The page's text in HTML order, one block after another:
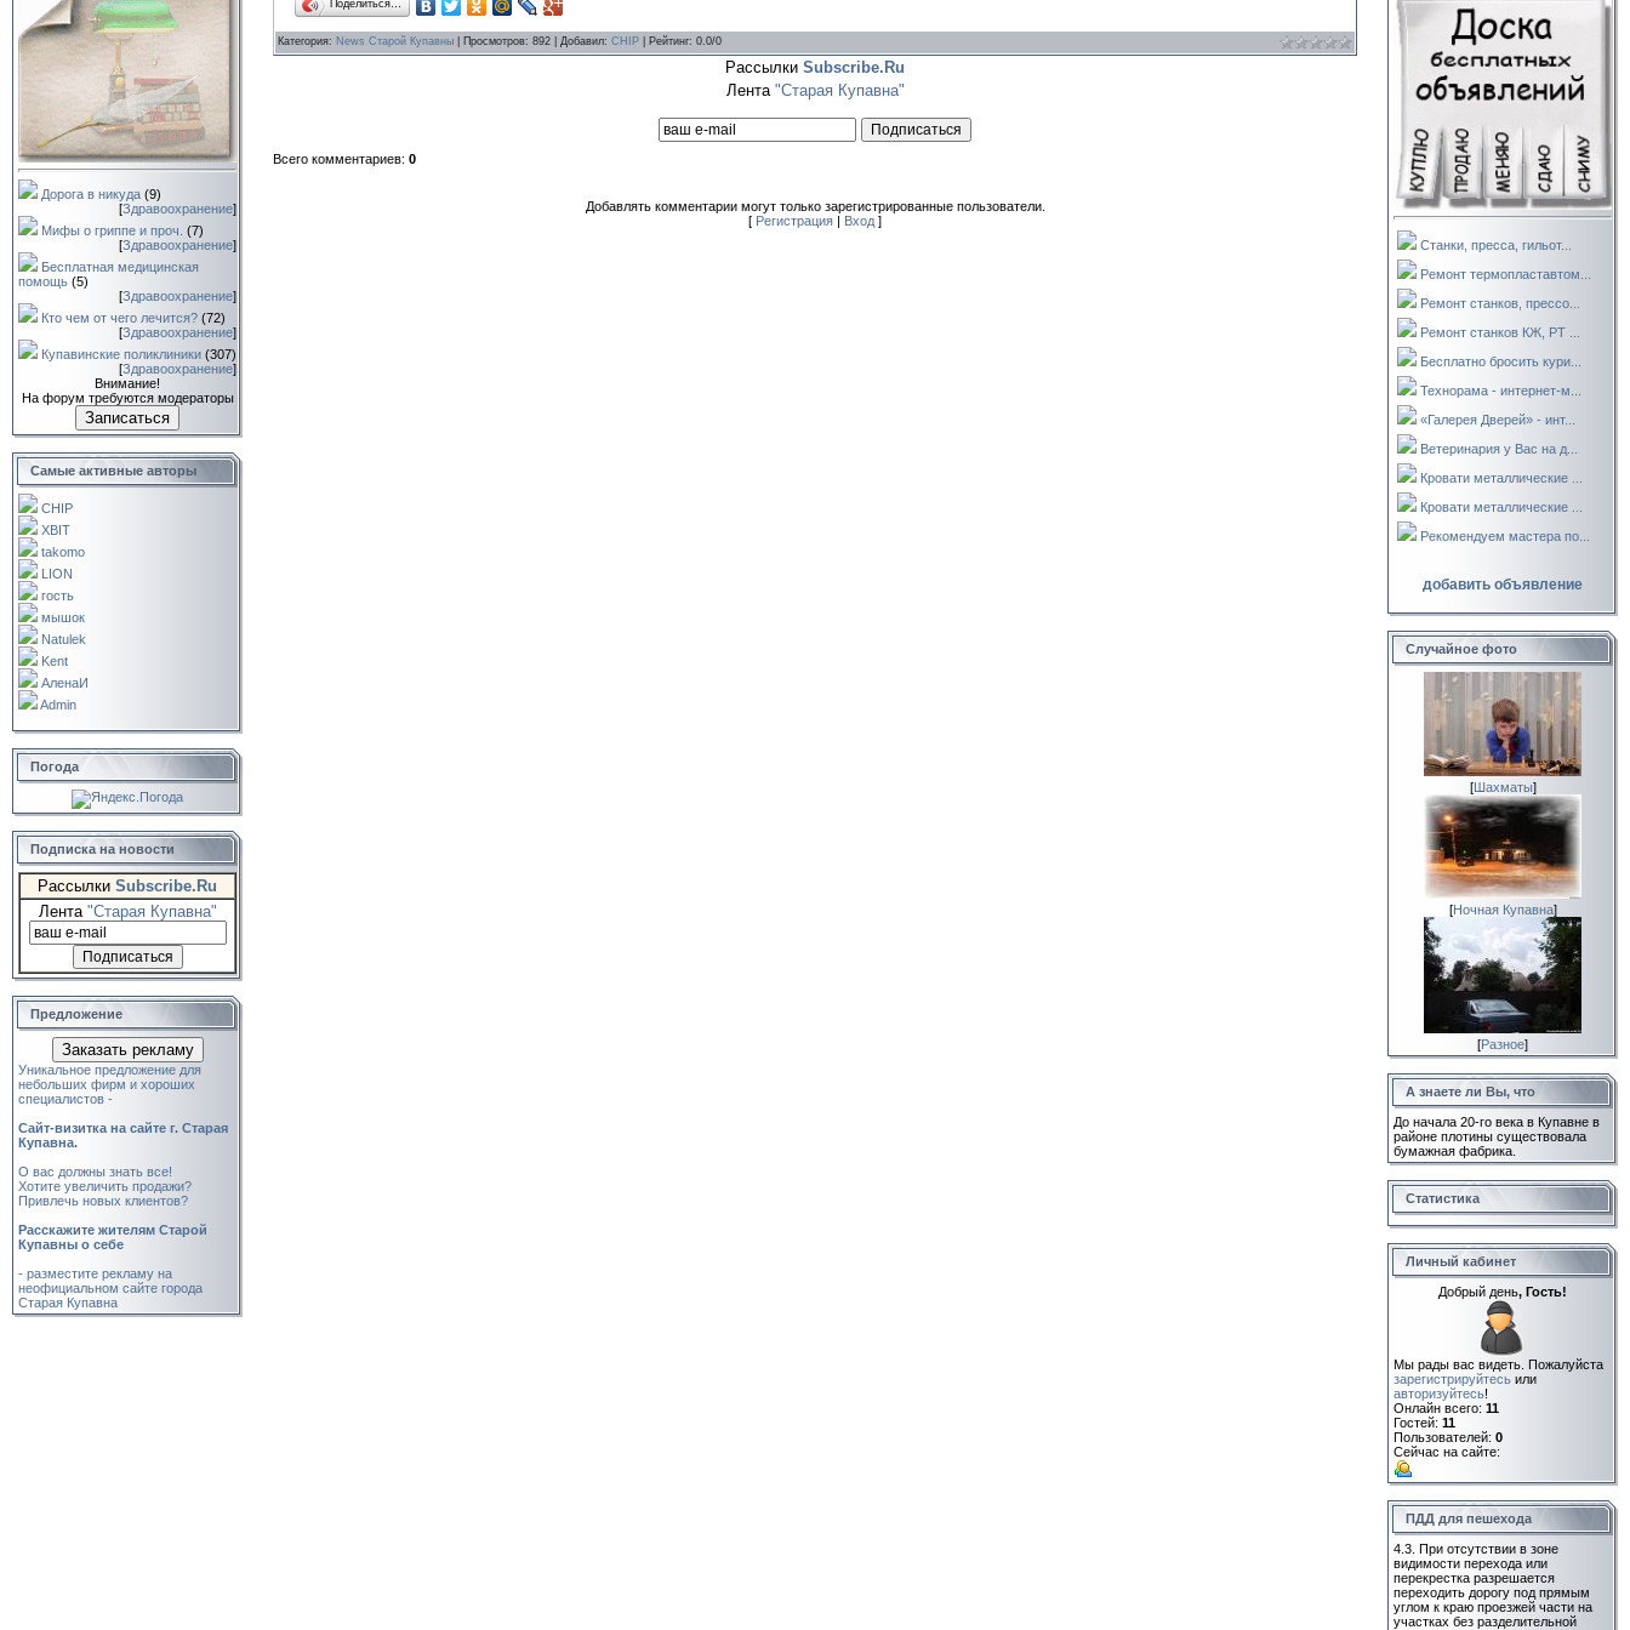
Дорога в никуда (9)
[Здравоохранение]
Мифы о гриппе и проч. (7)
[Здравоохранение]
Бесплатная медицинская
помощь (5)
[Здравоохранение]
Кто чем от чего лечится? (72)
[Здравоохранение]
Купавинские поликлиники (307)
[Здравоохранение]
Внимание!
На форум требуются модераторы
Записаться
Самые активные авторы
CHIP
XBIT
takomo
LION
гость
мышок
Natulek
Kent
АленаИ
Admin
Погода
Подписка на новости
Рассылки Subscribe.Ru
Лента "Старая Купавна"
Предложение
Заказать рекламу
Уникальное предложение для
небольших фирм и хороших
специалистов -
Cайт-визитка на сайте г. Старая
Купавна.
О вас должны знать все!
Хотите увеличить продажи?
Привлечь новых клиентов?
Расскажите жителям Старой
Купавны о себе
- разместите рекламу на
неофициальном сайте города
Старая Купавна
Поделиться…
Категория: News Старой Купавны Просмотров: 892 | Добавил: CHIP Рейтинг: 0.0/0
Рассылки Subscribe.Ru
Лента "Старая Купавна"
Всего комментариев: 0
Добавлять комментарии могут только зарегистрированные пользователи.
[ Регистрация | Вход ]
Станки, пресса, гильот...
Ремонт термопластавтом...
Ремонт станков, прессо...
Ремонт станков КЖ, РТ ...
Бесплатно бросить кури...
Технорама - интернет-м...
«Галерея Дверей» - инт...
Ветеринария у Вас на д...
Кровати металлические ...
Кровати металлические ...
Рекомендуем мастера по...
добавить объявление
Случайное фото
[Шахматы]
[Ночная Купавна]
[Разное]
А знаете ли Вы, что
До начала 20-го века в Купавне в
районе плотины существовала
бумажная фабрика.
Статистика
Личный кабинет
Добрый день, Гость!
Мы рады вас видеть. Пожалуйста
зарегистрируйтесь или
авторизуйтесь!
Онлайн всего: 11
Гостей: 11
Пользователей: 0
Сейчас на сайте:
ПДД для пешехода
4.3. При отсутствии в зоне
видимости перехода или
перекрестка разрешается
переходить дорогу под прямым
углом к краю проезжей части на
участках без разделительной